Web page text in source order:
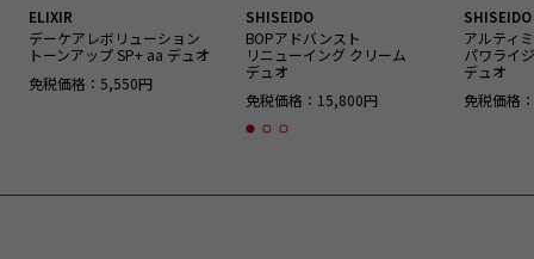
ELIXIR
デーケアレボリューション
トーンアップ SP+ aa デュオ
免税価格：5,550円
SHISEIDO
BOPアドバンスト
リニューイング クリーム
デュオ
免税価格：15,800円
SHISEIDO
アルティ
パワライ
デュオ
免税価格